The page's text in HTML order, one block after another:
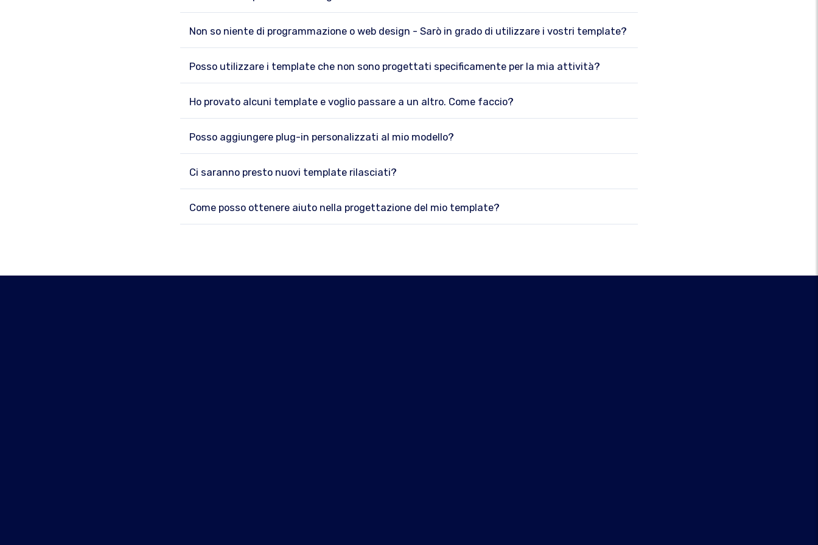
Non so niente di programmazione o web design - Sarò in grado di utilizzare i vostri template?
Posso utilizzare i template che non sono progettati specificamente per la mia attività?
Ho provato alcuni template e voglio passare a un altro. Come faccio?
Posso aggiungere plug-in personalizzati al mio modello?
Ci saranno presto nuovi template rilasciati?
Come posso ottenere aiuto nella progettazione del mio template?